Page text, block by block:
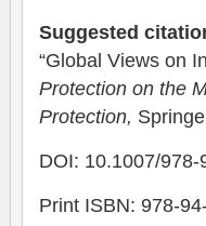
Suggested
“Global Views on
Protection on the
Protection,
DOI: 10.1007/
Print ISBN: 978-